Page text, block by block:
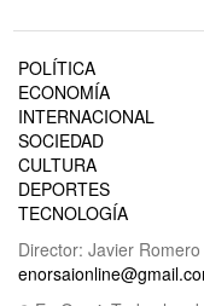
POLÍTICA
ECONOMÍA
INTERNACIONAL
SOCIEDAD
CULTURA
DEPORTES
TECNOLOGÍA
Director: Javier